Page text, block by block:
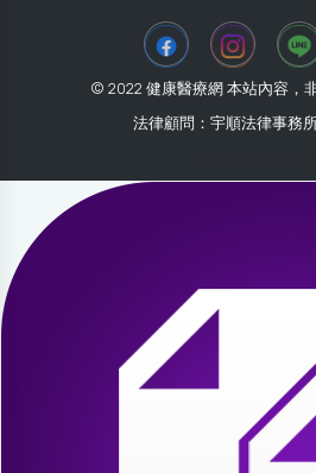
© 2022 健康醫療網 本站內容，
法律顧問：宇順法律事務